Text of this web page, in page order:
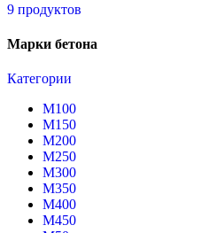
9 продуктов
Марки бетона
Категории
М100
М150
М200
М250
М300
М350
М400
М450